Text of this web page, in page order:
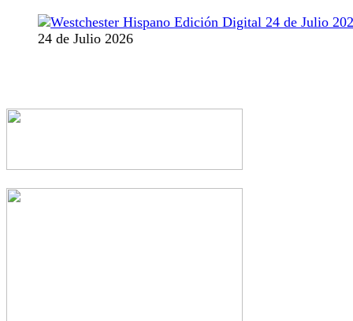
24 de Julio 2026